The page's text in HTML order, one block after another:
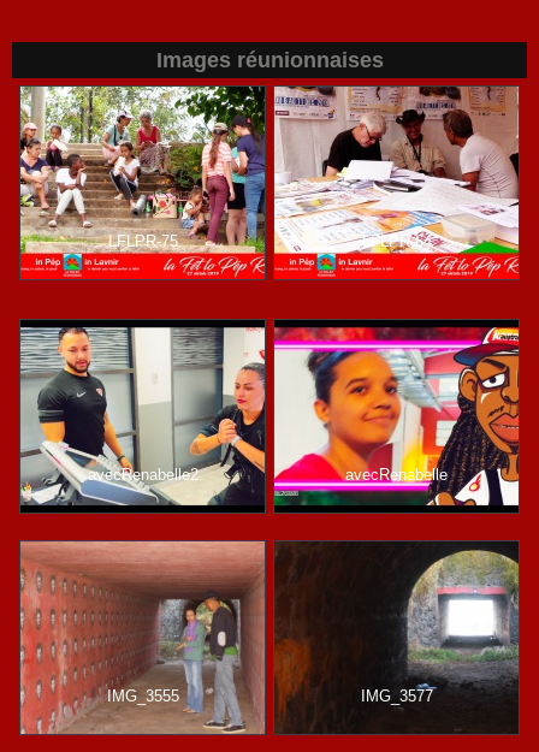
Images réunionnaises
LFLPR-75 LFLPR-64
avecRenabelle2 avecRenabelle
IMG_3555 IMG_3577